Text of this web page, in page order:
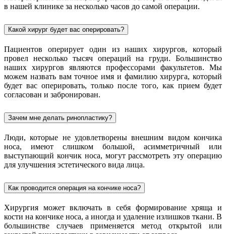
в нашей клинике за несколько часов до самой операции.
Какой хирург будет вас оперировать?
Пациентов оперирует один из наших хирургов, который
провел несколько тысяч операций на груди. Большинство
наших хирургов являются профессорами факультетов. Мы
можем назвать вам точное имя и фамилию хирурга, который
будет вас оперировать, только после того, как прием будет
согласован и забронирован.
Зачем мне делать ринопластику?
Люди, которые не удовлетворены внешним видом кончика
носа, имеют слишком большой, асимметричный или
выступающий кончик носа, могут рассмотреть эту операцию
для улучшения эстетического вида лица.
Как проводится операция на кончике носа?
Хирургия может включать в себя формирование хряща и
кости на кончике носа, а иногда и удаление излишков ткани. В
большинстве случаев применяется метод открытой или